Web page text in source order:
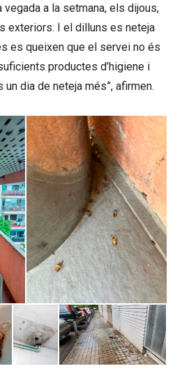
a la setmana, els dijous,
exteriors. I el dilluns es neteja
es queixen que el servei no és
productes d’higiene i
dia de neteja més”, afirmen.